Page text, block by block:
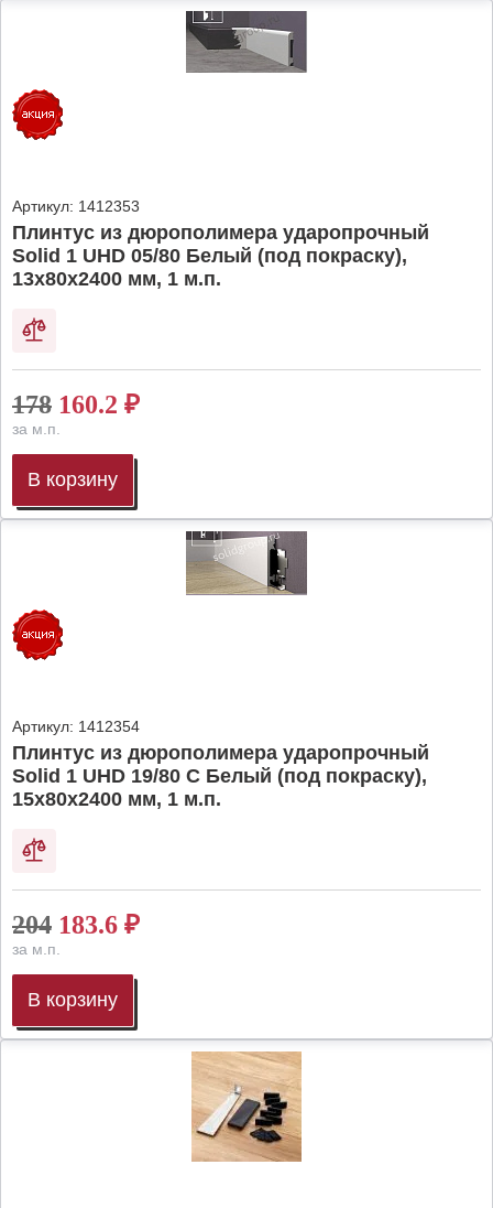
Артикул: 1412353
Плинтус из дюрополимера ударопрочный
Solid 1 UHD 05/80 Белый (под покраску),
13х80х2400 мм, 1 м.п.
178 160.2 ₽
за м.п.
В корзину
Артикул: 1412354
Плинтус из дюрополимера ударопрочный
Solid 1 UHD 19/80 C Белый (под покраску),
15х80х2400 мм, 1 м.п.
204 183.6 ₽
за м.п.
В корзину